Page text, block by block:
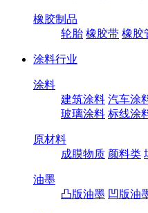
橡胶制品
轮胎 橡胶带 橡胶
涂料行业
涂料
建筑涂料 汽车涂
玻璃涂料 标线涂
原材料
成膜物质 颜料类
油墨
凸版油墨 凹版油